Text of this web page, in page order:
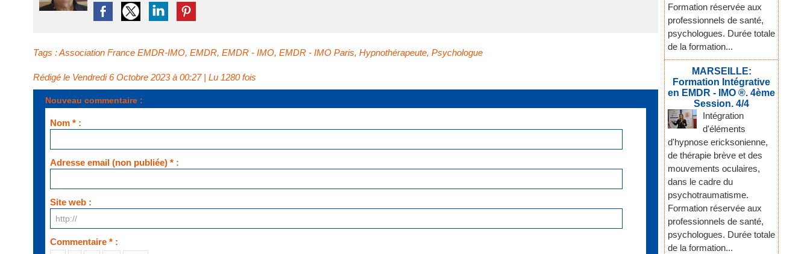
Tags :Association France EMDR-IMO, EMDR, EMDR - IMO, EMDR - IMO Paris, Hypnothérapeute, Psychologue
Rédigé le Vendredi 6 Octobre 2023 à 00:27 | Lu 1280 fois
Nouveau commentaire :
Nom * :
Adresse email (non publiée) * :
Site web :
Commentaire * :
Formation réservée aux
professionnels de santé,
psychologues. Durée totale
de la formation...
MARSEILLE:
Formation Intégrative
en EMDR - IMO ®. 4ème
Session. 4/4
Intégration
d'éléments
d'hypnose ericksonienne,
de thérapie brève et des
mouvements oculaires,
dans le cadre du
psychotraumatisme.
Formation réservée aux
professionnels de santé,
psychologues. Durée totale
de la formation...